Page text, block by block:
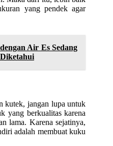
yang pendek agar
Air Es Sedang
kutek, jangan lupa untuk
yang berkualitas karena
lama. Karena sejatinya,
adalah membuat kuku